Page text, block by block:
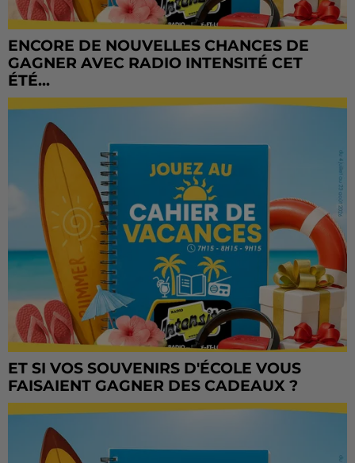
ENCORE DE NOUVELLES CHANCES DE
GAGNER AVEC RADIO INTENSITÉ CET
ÉTÉ...
ET SI VOS SOUVENIRS D'ÉCOLE VOUS
FAISAIENT GAGNER DES CADEAUX ?